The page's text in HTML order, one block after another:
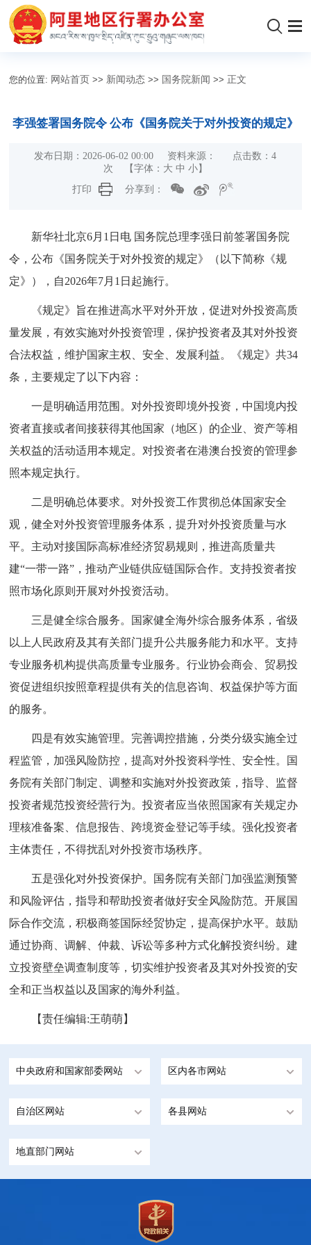
您的位置: 网站首页 >> 新闻动态 >> 国务院新闻 >> 正文
李强签署国务院令 公布《国务院关于对外投资的规定》
发布日期：2026-06-02 00:00 资料来源： 点击数：4
次
【字体： 大 中 小】
打印
分享到：
新华社北京6月1日电 国务院总理李强日前签署国务院
令，公布《国务院关于对外投资的规定》（以下简称《规
定》），自2026年7月1日起施行。
《规定》旨在推进高水平对外开放，促进对外投资高质
量发展，有效实施对外投资管理，保护投资者及其对外投资
合法权益，维护国家主权、安全、发展利益。《规定》共34
条，主要规定了以下内容：
一是明确适用范围。对外投资即境外投资，中国境内投
资者直接或者间接获得其他国家（地区）的企业、资产等相
关权益的活动适用本规定。对投资者在港澳台投资的管理参
照本规定执行。
二是明确总体要求。对外投资工作贯彻总体国家安全
观，健全对外投资管理服务体系，提升对外投资质量与水
平。主动对接国际高标准经济贸易规则，推进高质量共
建“一带一路”，推动产业链供应链国际合作。支持投资者按
照市场化原则开展对外投资活动。
三是健全综合服务。国家健全海外综合服务体系，省级
以上人民政府及其有关部门提升公共服务能力和水平。支持
专业服务机构提供高质量专业服务。行业协会商会、贸易投
资促进组织按照章程提供有关的信息咨询、权益保护等方面
的服务。
四是有效实施管理。完善调控措施，分类分级实施全过
程监管，加强风险防控，提高对外投资科学性、安全性。国
务院有关部门制定、调整和实施对外投资政策，指导、监督
投资者规范投资经营行为。投资者应当依照国家有关规定办
理核准备案、信息报告、跨境资金登记等手续。强化投资者
主体责任，不得扰乱对外投资市场秩序。
五是强化对外投资保护。国务院有关部门加强监测预警
和风险评估，指导和帮助投资者做好安全风险防范。开展国
际合作交流，积极商签国际经贸协定，提高保护水平。鼓励
通过协商、调解、仲裁、诉讼等多种方式化解投资纠纷。建
立投资壁垒调查制度等，切实维护投资者及其对外投资的安
全和正当权益以及国家的海外利益。
【责任编辑:王萌萌】
中央政府和国家部委网站 区内各市网站
自治区网站 各县网站
地直部门网站